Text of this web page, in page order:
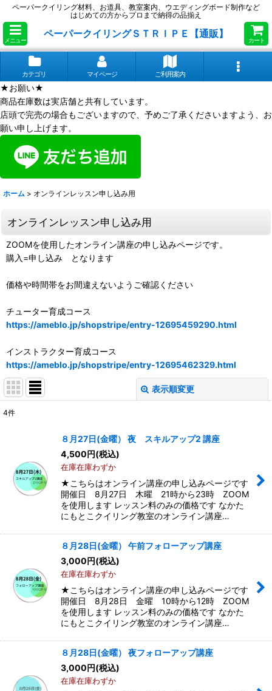
ペーパークイリング材料、お道具、教室案内、ウエディングボード制作など
はじめての方からプロまで納得の品揃え
メニュー
ペーパークイリングＳＴＲＩＰＥ【通販】
カート
カテゴリ マイページ ご利用案内
★お願い★
商品在庫数は実店舗と共有しています。
店頭で完売の場合もございますので、予めご了承くださいますよう、お
願い申し上げます。
ホーム > オンラインレッスン申し込み用
オンラインレッスン申し込み用
ZOOMを使用したオンライン講座の申し込みページです。
購入=申し込み となります
価格や時間帯をお間違えないようご確認ください
チューター育成コース
https://ameblo.jp/shopstripe/entry-12695459290.html
インストラクター育成コース
https://ameblo.jp/shopstripe/entry-12695462329.html
表示順変更
絞り込む
4件
８月27日(金曜） 夜 スキルアップ2 講座
4,500円(税込)
在庫在庫わずか
★こちらはオンライン講座の申し込みページです
開催日 8月27日 木曜 21時から23時 ZOOM
を使用します レッスン料のみの価格です なかた
にもとこクイリング教室のオンライン講座…
８月28日(金曜） 午前フォローアップ講座
3,000円(税込)
在庫在庫わずか
★こちらはオンライン講座の申し込みページです
開催日 8月28日 金曜 10時から12時 ZOOM
を使用します レッスン料のみの価格です なかた
にもとこクイリング教室のオンライン講座…
８月28日(金曜） 夜フォローアップ講座
3,000円(税込)
在庫在庫わずか